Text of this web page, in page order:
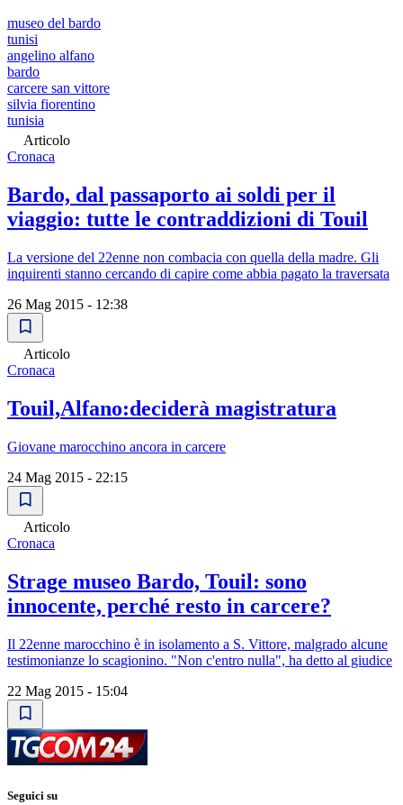
museo del bardo
tunisi
angelino alfano
bardo
carcere san vittore
silvia fiorentino
tunisia
Articolo
Cronaca
Bardo, dal passaporto ai soldi per il
viaggio: tutte le contraddizioni di Touil
La versione del 22enne non combacia con quella della madre. Gli
inquirenti stanno cercando di capire come abbia pagato la traversata
26 Mag 2015 - 12:38
Articolo
Cronaca
Touil,Alfano:deciderà magistratura
Giovane marocchino ancora in carcere
24 Mag 2015 - 22:15
Articolo
Cronaca
Strage museo Bardo, Touil: sono
innocente, perché resto in carcere?
Il 22enne marocchino è in isolamento a S. Vittore, malgrado alcune
testimonianze lo scagionino. "Non c'entro nulla", ha detto al giudice
22 Mag 2015 - 15:04
Seguici su